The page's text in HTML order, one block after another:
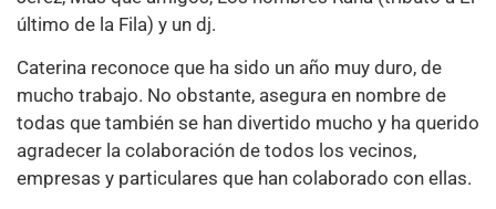
último de la Fila) y un dj.
Caterina reconoce que ha sido un año muy duro, de
mucho trabajo. No obstante, asegura en nombre de
todas que también se han divertido mucho y ha querido
agradecer la colaboración de todos los vecinos,
empresas y particulares que han colaborado con ellas.